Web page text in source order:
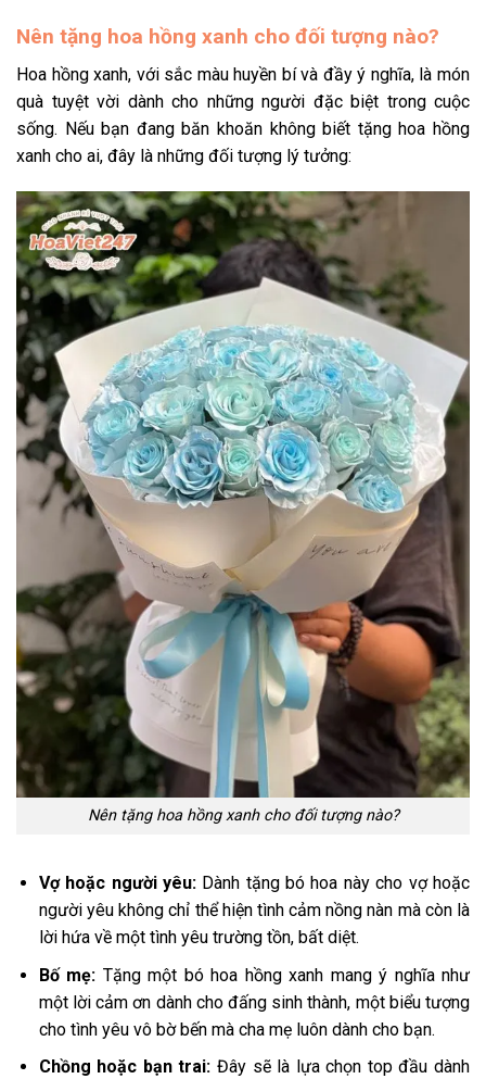
Nên tặng hoa hồng xanh cho đối tượng nào?
Hoa hồng xanh, với sắc màu huyền bí và đầy ý nghĩa, là món
quà tuyệt vời dành cho những người đặc biệt trong cuộc
sống. Nếu bạn đang băn khoăn không biết tặng hoa hồng
xanh cho ai, đây là những đối tượng lý tưởng:
Nên tặng hoa hồng xanh cho đối tượng nào?
Vợ hoặc người yêu:Dành tặng bó hoa này cho vợ hoặc
người yêu không chỉ thể hiện tình cảm nồng nàn mà còn là
lời hứa về một tình yêu trường tồn, bất diệt.
Bố mẹ: Tặng một bó hoa hồng xanh mang ý nghĩa như
một lời cảm ơn dành cho đấng sinh thành, một biểu tượng
cho tình yêu vô bờ bến mà cha mẹ luôn dành cho bạn.
Chồng hoặc bạn trai: Đây sẽ là lựa chọn top đầu dành